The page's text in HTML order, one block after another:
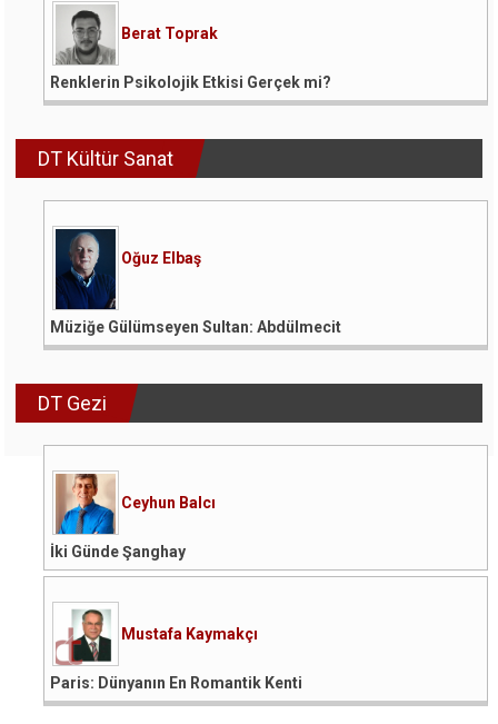
Berat Toprak
Renklerin Psikolojik Etkisi Gerçek mi?
DT Kültür Sanat
Oğuz Elbaş
Müziğe Gülümseyen Sultan: Abdülmecit
DT Gezi
Ceyhun Balcı
İki Günde Şanghay
Mustafa Kaymakçı
Paris: Dünyanın En Romantik Kenti